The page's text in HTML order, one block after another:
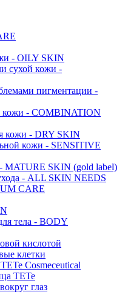
- OILY SKIN
сухой кожи -
пигментации -
кожи - COMBINATION
кожи - DRY SKIN
кожи - SENSITIVE
MATURE SKIN (gold label)
- ALL SKIN NEEDS
CARE
тела - BODY
кислотой
клетки
Cosmeceutical
TETe
глаз